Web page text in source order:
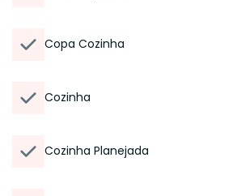
Copa Cozinha
Cozinha
Cozinha Planejada